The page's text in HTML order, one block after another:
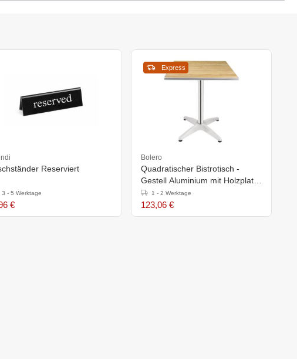
Reserviert
3 - 5 Werktage
€
Express
Bolero
Quadratischer Bistrotisch -
Gestell Aluminium mit Holzplatte
- 72(h)x60x60cm
1 - 2 Werktage
123,06 €